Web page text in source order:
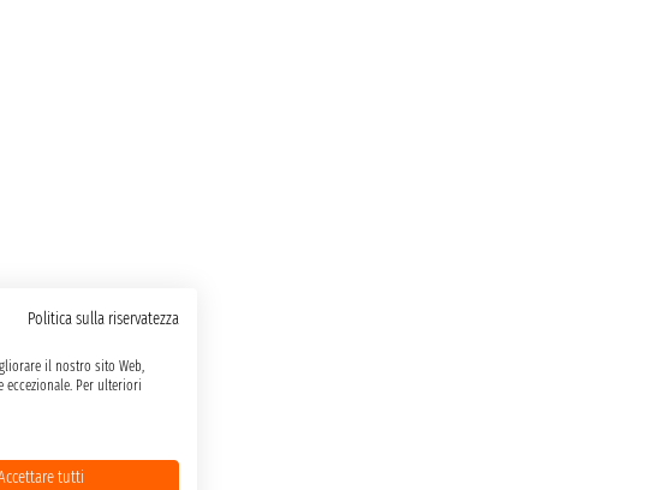
Politica sulla riservatezza
il nostro sito Web,
eccezionale. Per ulteriori
tutti